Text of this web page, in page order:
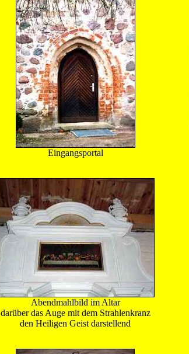
Eingangsportal
Abendmahlbild im Altar
darüber das Auge mit dem Strahlenkranz
den Heiligen Geist darstellend